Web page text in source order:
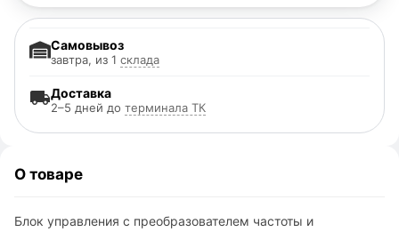
Доставка
2–5 дней до терминала ТК
Самовывоз
завтра, из 1 склада
О товаре
Блок управления с преобразователем частоты и